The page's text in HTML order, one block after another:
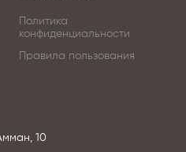
Политика
конфиденциальности
Правила пользования
10